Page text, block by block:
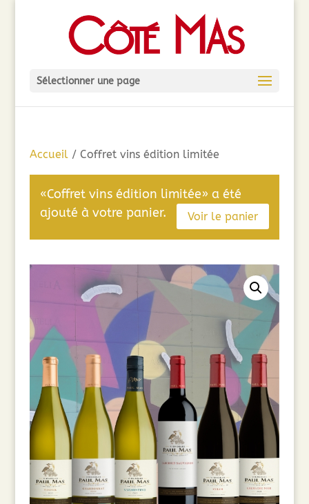
Sélectionner une page
Accueil/ Coffret vins édition limitée
«Coffret vins édition limitée» a été
ajouté à votre panier.
Voir le panier